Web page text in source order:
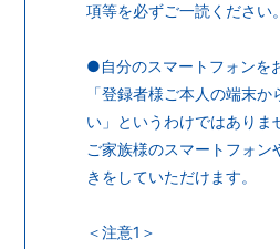
項等を必ずご一読ください。
●自分のスマートフォンを
「登録者様ご本人の端末
い」というわけではありま
ご家族様のスマートフォ
きをしていただけます。
＜注意1＞